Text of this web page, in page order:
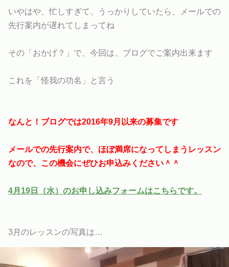
いやはや、忙しすぎて、うっかりしていたら、メールでの
先行案内が遅れてしまってね
その「おかげ？」で、今回は、ブログでご案内出来ます
これを「怪我の功名」と言う
なんと！ブログでは2016年9月以来の募集です
メールでの先行案内で、ほぼ満席になってしまうレッスン
なので、この機会にぜひお申込みください＾＾
4月19日（水）のお申し込みフォームはこちらです。
3月のレッスンの写真は…